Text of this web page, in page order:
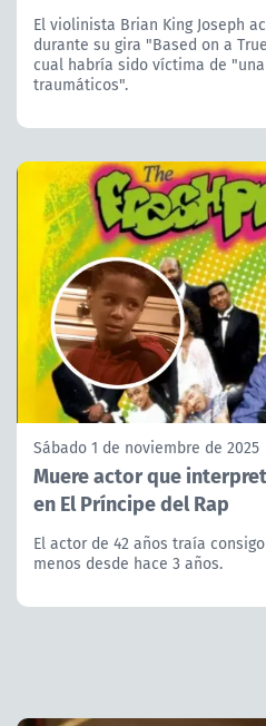
El violinista Brian King Joseph
durante su gira "Based on a
cual habría sido víctima de
traumáticos".
Sábado 1 de noviembre de 2025
Muere actor que
en El Príncipe del Rap
El actor de 42 años traía
menos desde hace 3 años.